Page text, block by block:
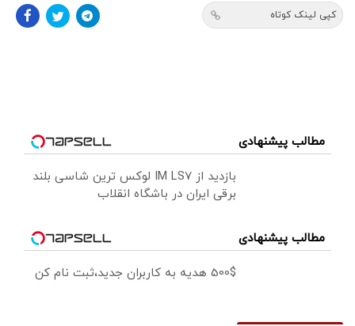
کپی لینک کوتاه
مطالب پیشنهادی
بازدید از IM LS7 لوکس ترین شاسی بلند
برقی ایران در باشگاه انقلاب
مطالب پیشنهادی
500$ هدیه به کاربران جدید،ثبت نام کن